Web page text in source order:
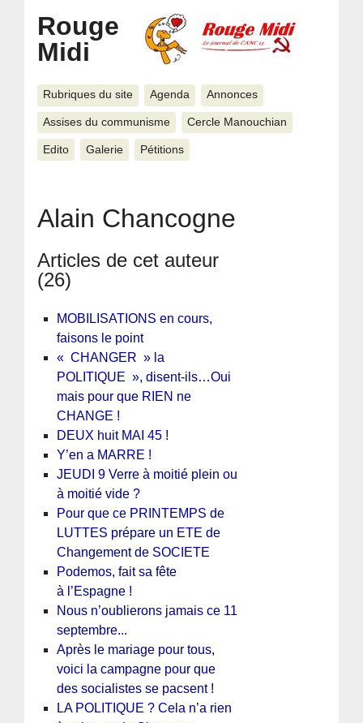
Rouge
Midi
Rubriques du site Agenda Annonces
Assises du communisme Cercle Manouchian
Edito Galerie Pétitions
Alain Chancogne
Articles de cet auteur
(26)
MOBILISATIONS en cours,
faisons le point
« CHANGER » la
POLITIQUE », disent-ils…Oui
mais pour que RIEN ne
CHANGE !
DEUX huit MAI 45 !
Y’en a MARRE !
JEUDI 9 Verre à moitié plein ou
à moitié vide ?
Pour que ce PRINTEMPS de
LUTTES prépare un ETE de
Changement de SOCIETE
Podemos, fait sa fête
à l’Espagne !
Nous n’oublierons jamais ce 11
septembre...
Après le mariage pour tous,
voici la campagne pour que
des socialistes se pacsent !
LA POLITIQUE ? Cela n’a rien